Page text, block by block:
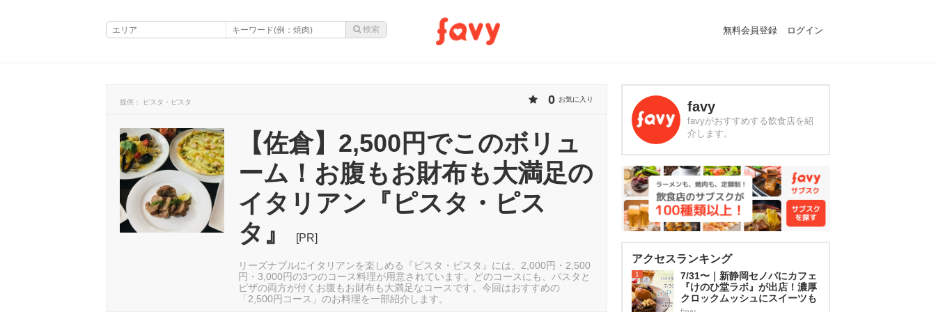
無料会員登録 ログイン
提供： ピスタ・ピスタ 0 お気に入り
【佐倉】2,500円でこのボリュ
ーム！お腹もお財布も大満足の
イタリアン『ピスタ・ピス
タ』
[PR]
リーズナブルにイタリアンを楽しめる『ピスタ・ピスタ』には、2,000円・2,500
円・3,000円の3つのコース料理が用意されています。どのコースにも、パスタと
ピザの両方が付くお腹もお財布も大満足なコースです。今回はおすすめの
「2,500円コース」のお料理を一部紹介します。
favy
favyがおすすめする飲食店を紹
介します。
アクセスランキング
1
7/31〜｜新静岡セノバにカフェ
『けのひ堂ラボ』が出店！濃厚
クロックムッシュにスイーツも